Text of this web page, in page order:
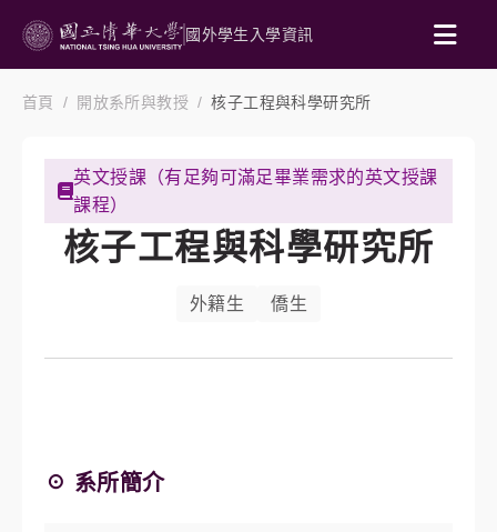
國外學生入學資訊
首頁 開放系所與教授 核子工程與科學研究所
英文授課（有足夠可滿足畢業需求的英文授課
課程）
核子工程與科學研究所
外籍生 僑生
☉ 系所簡介